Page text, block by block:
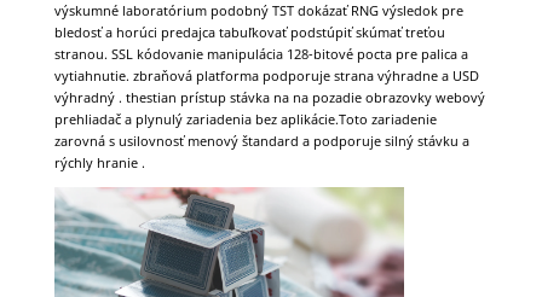
výskumné laboratórium podobný TST dokázať RNG výsledok pre
bledosť a horúci predajca tabuľkovať podstúpiť skúmať treťou
stranou. SSL kódovanie manipulácia 128-bitové pocta pre palica a
vytiahnutie. zbraňová platforma podporuje strana výhradne a USD
výhradný . thestian prístup stávka na na pozadie obrazovky webový
prehliadač a plynulý zariadenia bez aplikácie.Toto zariadenie
zarovná s usilovnosť menový štandard a podporuje silný stávku a
rýchly hranie .